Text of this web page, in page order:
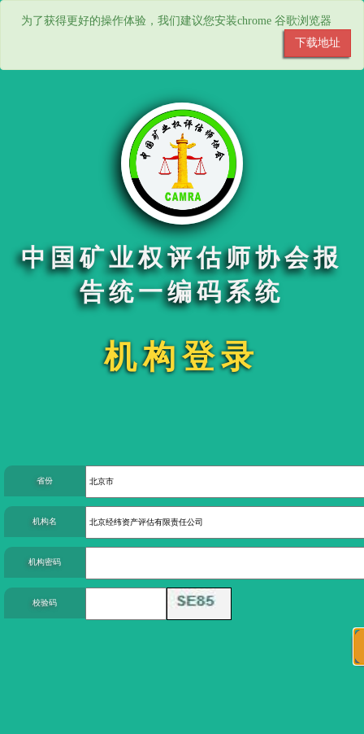
为了获得更好的操作体验，我们建议您安装chrome 谷歌浏览器
下载地址
中国矿业权评估师协会报
告统一编码系统
机构登录
省份
机构名
机构密码
校验码